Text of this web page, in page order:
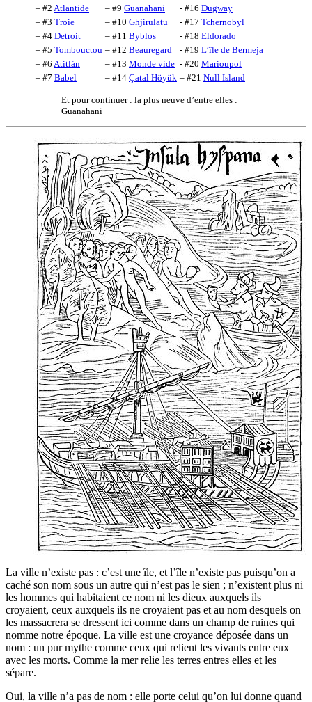
– #2 Atlantide – #9 Guanahani - #16 Dugway
– #3 Troie – #10 Ghjirulatu - #17 Tchernobyl
– #4 Detroit – #11 Byblos - #18 Eldorado
– #5 Tombouctou – #12 Beauregard - #19 L’île de Bermeja
– #6 Atitlán – #13 Monde vide - #20 Marioupol
– #7 Babel – #14 Çatal Höyük – #21 Null Island
Et pour continuer : la plus neuve d’entre elles :
Guanahani
La ville n’existe pas : c’est une île, et l’île n’existe pas puisqu’on a
caché son nom sous un autre qui n’est pas le sien ; n’existent plus ni
les hommes qui habitaient ce nom ni les dieux auxquels ils
croyaient, ceux auxquels ils ne croyaient pas et au nom desquels on
les massacrera se dressent ici comme dans un champ de ruines qui
nomme notre époque. La ville est une croyance déposée dans un
nom : un pur mythe comme ceux qui relient les vivants entre eux
avec les morts. Comme la mer relie les terres entres elles et les
sépare.
Oui, la ville n’a pas de nom : elle porte celui qu’on lui donne quand